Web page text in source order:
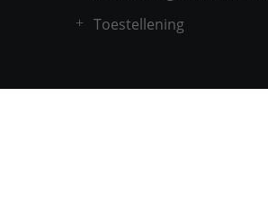
Toestellening